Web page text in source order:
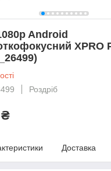
Android
XPRO
Роздріб
₴
Доставка